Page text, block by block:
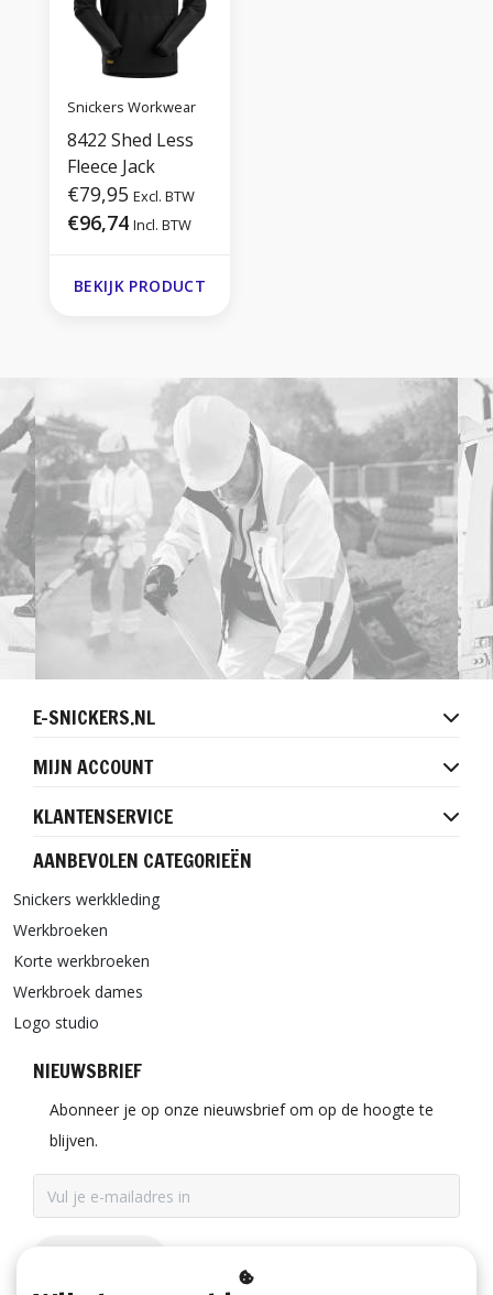
Snickers Workwear
8422 Shed Less
Fleece Jack
€79,95 Excl. BTW
€96,74 Incl. BTW
BEKIJK PRODUCT
E-SNICKERS.NL
MIJN ACCOUNT
KLANTENSERVICE
AANBEVOLEN CATEGORIEËN
Snickers werkkleding
Werkbroeken
Korte werkbroeken
Werkbroek dames
Logo studio
NIEUWSBRIEF
Abonneer je op onze nieuwsbrief om op de hoogte te
blijven.